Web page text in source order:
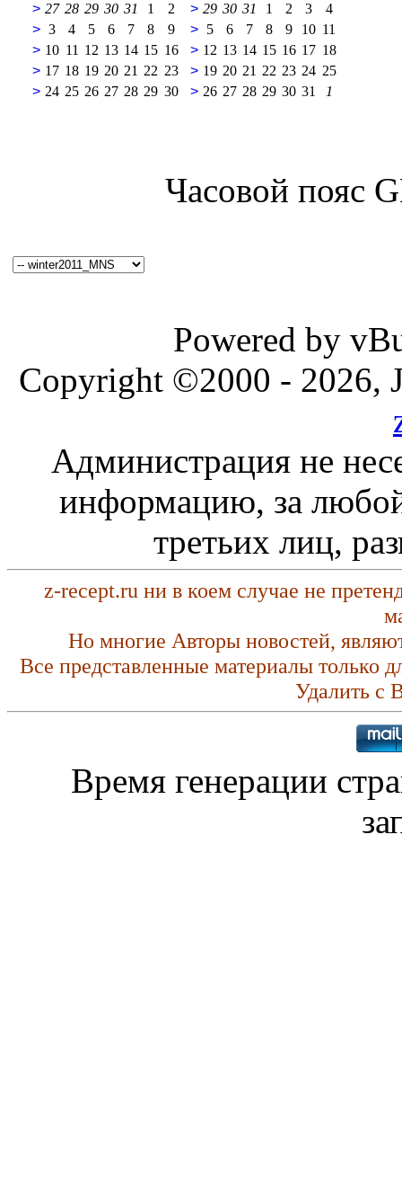
> 27 28 29 30 31 1
2
> 3 4 5 6 7 8
9
> 10 11 12 13 14 15 16
> 17 18 19 20 21 22 23
> 24 25 26 27 28 29 30
> 29 30 31 1 2 3
4
> 5 6 7 8 9 10 11
> 12 13 14 15 16 17 18
> 19 20 21 22 23 24 25
> 26 27 28 29 30 31 1
Часовой пояс
Powered by
Copyright ©2000 - 2026,
Администрация не
информацию, за любой
третьих лиц,
z-recept.ru ни в коем случае не
Но многие Авторы новостей,
Все представленные материалы только
Удалить с
Время генерации